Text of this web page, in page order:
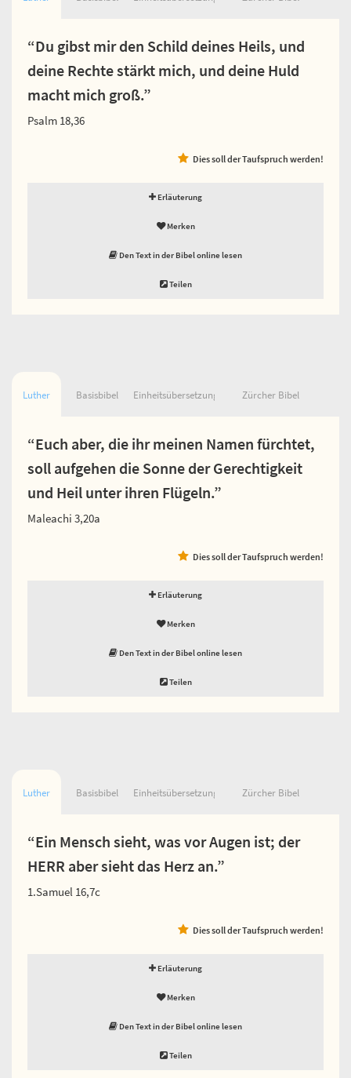
“Du gibst mir den Schild deines Heils, und
deine Rechte stärkt mich, und deine Huld
macht mich groß.”
Psalm 18,36
Dies soll der Taufspruch werden!
Erläuterung
Merken
Den Text in der Bibel online lesen
Teilen
Luther Basisbibel Einheitsübersetzung Zürcher Bibel
“Euch aber, die ihr meinen Namen fürchtet,
soll aufgehen die Sonne der Gerechtigkeit
und Heil unter ihren Flügeln.”
Maleachi 3,20a
Dies soll der Taufspruch werden!
Erläuterung
Merken
Den Text in der Bibel online lesen
Teilen
Luther Basisbibel Einheitsübersetzung Zürcher Bibel
“Ein Mensch sieht, was vor Augen ist; der
HERR aber sieht das Herz an.”
1.Samuel 16,7c
Dies soll der Taufspruch werden!
Erläuterung
Merken
Den Text in der Bibel online lesen
Teilen